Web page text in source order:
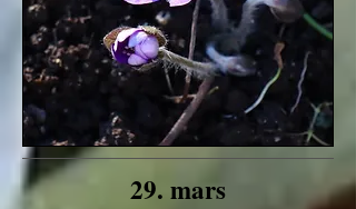
29. mars